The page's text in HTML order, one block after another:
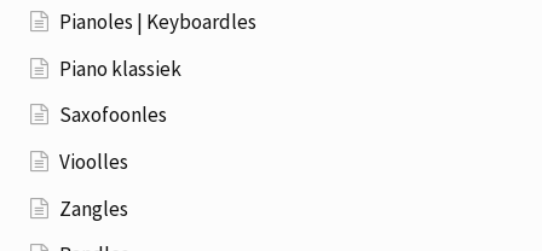
Pianoles | Keyboardles
Piano klassiek
Saxofoonles
Vioolles
Zangles